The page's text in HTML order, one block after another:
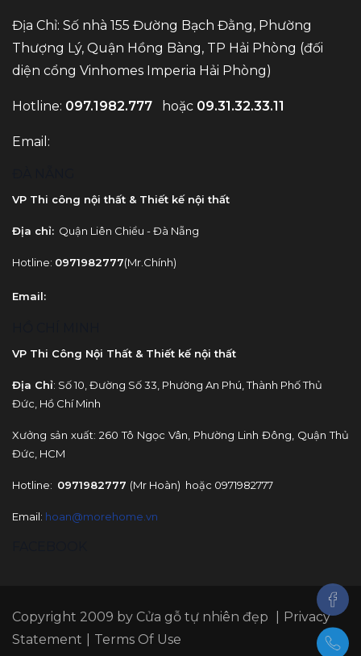
Địa Chỉ: Số nhà 155 Đường Bạch Đằng, Phường
Thượng Lý, Quận Hồng Bàng, TP Hải Phòng (đối
diện cổng Vinhomes Imperia Hải Phòng)
Hotline: 097.1982.777 hoặc 09.31.32.33.11
Email:
VP Thi công nội thất & Thiết kế nội thất
Địa chỉ: Quận Liên Chiểu - Đà Nẵng
Hotline: 0971982777(Mr.Chính)
Email:
VP Thi Công Nội Thất & Thiết kế nội thất
Địa Chỉ: Số 10, Đường Số 33, Phường An Phú, Thành Phố Thủ
Đức, Hồ Chí Minh
Xưởng sản xuất: 260 Tô Ngọc Vân, Phường Linh Đông, Quận Thủ
Đức, HCM
Hotline: 0971982777 (Mr Hoàn) hoặc 0971982777
Email: hoan@morehome.vn
Copyright 2009 by Cửa gỗ tự nhiên đẹp
Privacy
Statement
Terms Of Use